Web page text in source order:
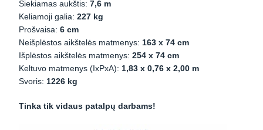
Siekiamas aukštis:7,6 m
Keliamoji galia:227 kg
Prošvaisa:6 cm
Neišplėstos aikštelės matmenys:163 x 74 cm
Išplėstos aikštelės matmenys:254 x 74 cm
Keltuvo matmenys (IxPxA):1,83 x 0,76 x 2,00 m
Svoris:1226 kg
Tinka tik vidaus patalpų darbams!